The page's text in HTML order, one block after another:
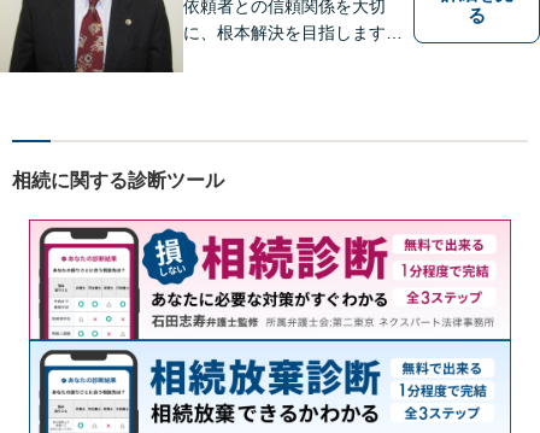
依頼者との信頼関係を大切
に、根本解決を目指します。
トラブルが起こったら、まず
応可】
る
相続に関する診断ツール